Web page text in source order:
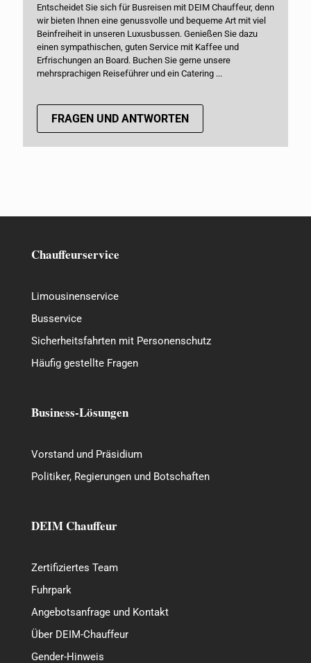
Entscheidet Sie sich für Busreisen mit DEIM Chauffeur, denn
wir bieten Ihnen eine genussvolle und bequeme Art mit viel
Beinfreiheit in unseren Luxusbussen. Genießen Sie dazu
einen sympathischen, guten Service mit Kaffee und
Erfrischungen an Board. Buchen Sie gerne unsere
mehrsprachigen Reiseführer und ein Catering ...
FRAGEN UND ANTWORTEN
Chauffeurservice
Limousinenservice
Busservice
Sicherheitsfahrten mit Personenschutz
Häufig gestellte Fragen
Business-Lösungen
Vorstand und Präsidium
Politiker, Regierungen und Botschaften
DEIM Chauffeur
Zertifiziertes Team
Fuhrpark
Angebotsanfrage und Kontakt
Über DEIM-Chauffeur
Gender-Hinweis